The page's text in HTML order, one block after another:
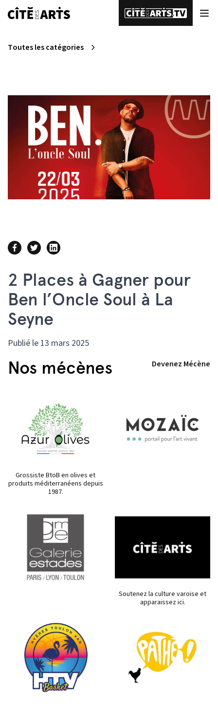
Toutes les catégories
2 Places à Gagner pour
Ben l’Oncle Soul à La
Seyne
Publié le 13 mars 2025
Nos mécènes Devenez Mécène
Grossiste BtoB en olives et
produits méditerranéens depuis
1987.
Soutenez la culture varoise et
apparaissez ici.